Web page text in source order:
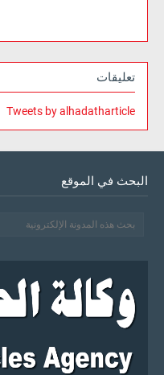
تعليقات
Tweets by alhadatharticle
البحث في الموقع